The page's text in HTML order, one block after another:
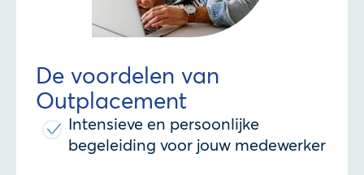
De voordelen van
Outplacement
Intensieve en persoonlijke
begeleiding voor jouw medewerker